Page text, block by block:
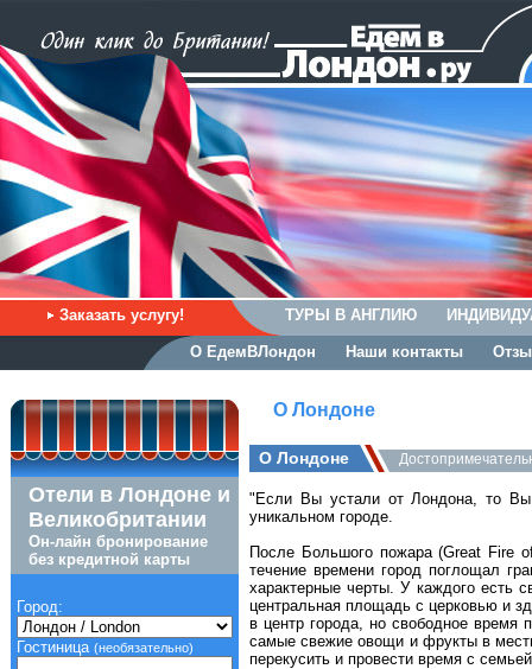
Заказать услугу! ТУРЫ В АНГЛИЮ
О ЕдемВЛондон Наши контакты
Отели в Лондоне и
Великобритании
Он-лайн бронирование
без кредитной карты
Город:
Гостиница (необязательно)
О Лондоне
О Лондоне
"Если Вы устали от Лондона, то Вы
уникальном городе.
После Большого пожара (Great Fire
течение времени город поглощал
характерные черты. У каждого есть
центральная площадь с церковью и
в центр города, но свободное время
самые свежие овощи и фрукты в
перекусить и провести время с